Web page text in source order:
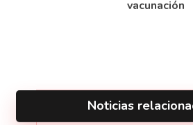
vacunación
Noticias